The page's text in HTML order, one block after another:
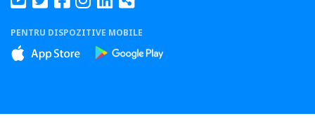
PENTRU DISPOZITIVE MOBILE